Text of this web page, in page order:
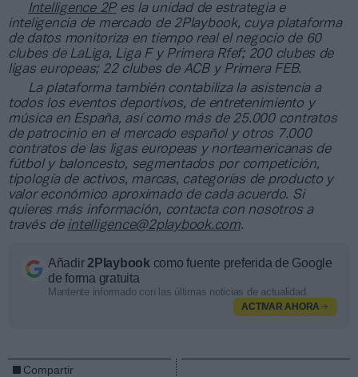
Intelligence 2Pes la unidad de estrategia e
inteligencia de mercado de 2Playbook, cuya plataforma
de datos monitoriza en tiempo real el negocio de 60
clubes de LaLiga, Liga F y Primera Rfef; 200 clubes de
ligas europeas; 22 clubes de ACB y Primera FEB.
La plataforma también contabiliza la asistencia a
todos los eventos deportivos, de entretenimiento y
música en España, así como más de 25.000 contratos
de patrocinio en el mercado español y otros 7.000
contratos de las ligas europeas y norteamericanas de
fútbol y baloncesto, segmentados por competición,
tipología de activos, marcas, categorías de producto y
valor económico aproximado de cada acuerdo. Si
quieres más información, contacta con nosotros a
través de intelligence@2playbook.com.
Añadir2Playbook como fuente preferida de Google
de forma gratuita
Mantente informado con las últimas noticias de actualidad.
ACTIVAR AHORA
Compartir